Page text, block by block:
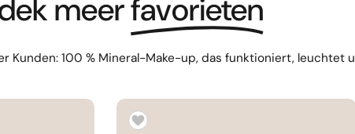
meerfavorieten
Kunden: 100 % Mineral-Make-up, das funktioniert, leuchtet